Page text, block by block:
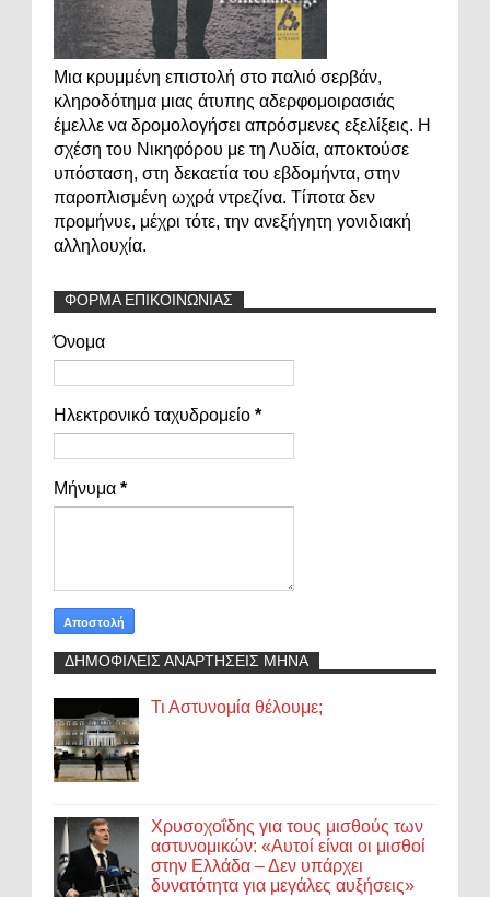
Μια κρυμμένη επιστολή στο παλιό σερβάν,
κληροδότημα μιας άτυπης αδερφομοιρασιάς
έμελλε να δρομολογήσει απρόσμενες εξελίξεις. Η
σχέση του Νικηφόρου με τη Λυδία, αποκτούσε
υπόσταση, στη δεκαετία του εβδομήντα, στην
παροπλισμένη ωχρά ντρεζίνα. Τίποτα δεν
προμήνυε, μέχρι τότε, την ανεξήγητη γονιδιακή
αλληλουχία.
ΦΟΡΜΑ ΕΠΙΚΟΙΝΩΝΙΑΣ
Όνομα
Ηλεκτρονικό ταχυδρομείο *
Μήνυμα *
ΔΗΜΟΦΙΛΕΙΣ ΑΝΑΡΤΗΣΕΙΣ ΜΗΝΑ
Τι Αστυνομία θέλουμε;
Χρυσοχοΐδης για τους μισθούς των
αστυνομικών: «Αυτοί είναι οι μισθοί
στην Ελλάδα – Δεν υπάρχει
δυνατότητα για μεγάλες αυξήσεις»